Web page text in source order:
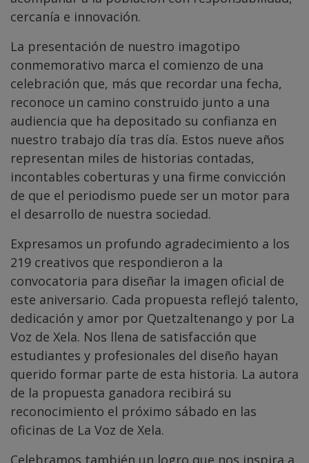
cercanía e innovación.
La presentación de nuestro imagotipo
conmemorativo marca el comienzo de una
celebración que, más que recordar una fecha,
reconoce un camino construido junto a una
audiencia que ha depositado su confianza en
nuestro trabajo día tras día. Estos nueve años
representan miles de historias contadas,
incontables coberturas y una firme convicción
de que el periodismo puede ser un motor para
el desarrollo de nuestra sociedad.
Expresamos un profundo agradecimiento a los
219 creativos que respondieron a la
convocatoria para diseñar la imagen oficial de
este aniversario. Cada propuesta reflejó talento,
dedicación y amor por Quetzaltenango y por La
Voz de Xela. Nos llena de satisfacción que
estudiantes y profesionales del diseño hayan
querido formar parte de esta historia. La autora
de la propuesta ganadora recibirá su
reconocimiento el próximo sábado en las
oficinas de La Voz de Xela.
Celebramos también un logro que nos inspira a